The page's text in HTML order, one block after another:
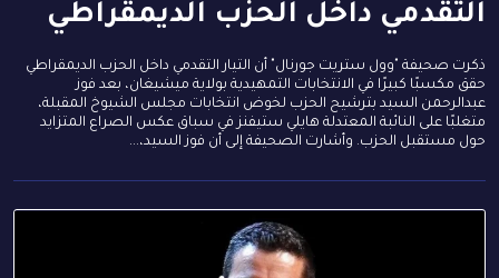
التقدمي داخل الحزب الديمقراطي
ذكرت صحيفة "وول ستريت جورنال" أن التيار التقدمي داخل الحزب الديمقراطي
حقق مكسبًا كبيرًا في الانتخابات التمهيدية بولاية ميشيغان، بعد فوز
عبدالرحمن السيد بترشيح الحزب لخوض انتخابات مجلس الشيوخ المقبلة،
متغلبًا على النائبة المعتدلة هايلي ستيفنز في سباق عكس الصراع المتزايد
حول مستقبل الحزب. وأشارت الصحيفة إلى أن فوز السيد،...